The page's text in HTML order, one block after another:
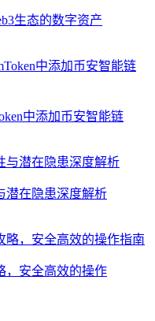
生态的数字资产
中添加币安智能链
潜在隐患深度解析
，安全高效的操作